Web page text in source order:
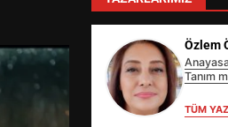
Özlem
Tanım
TÜM